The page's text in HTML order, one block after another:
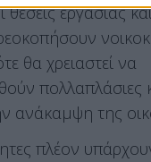
εργασίας
θα χρειαστεί να
πολλαπλάσιες
ανάκαμψη της
πλέον